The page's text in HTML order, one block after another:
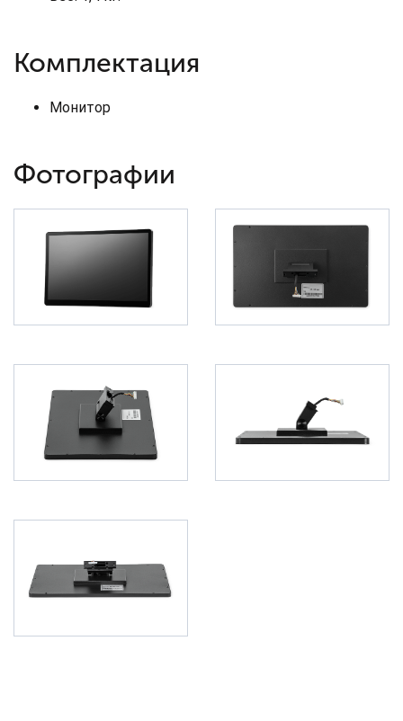
Комплектация
Монитор
Фотографии